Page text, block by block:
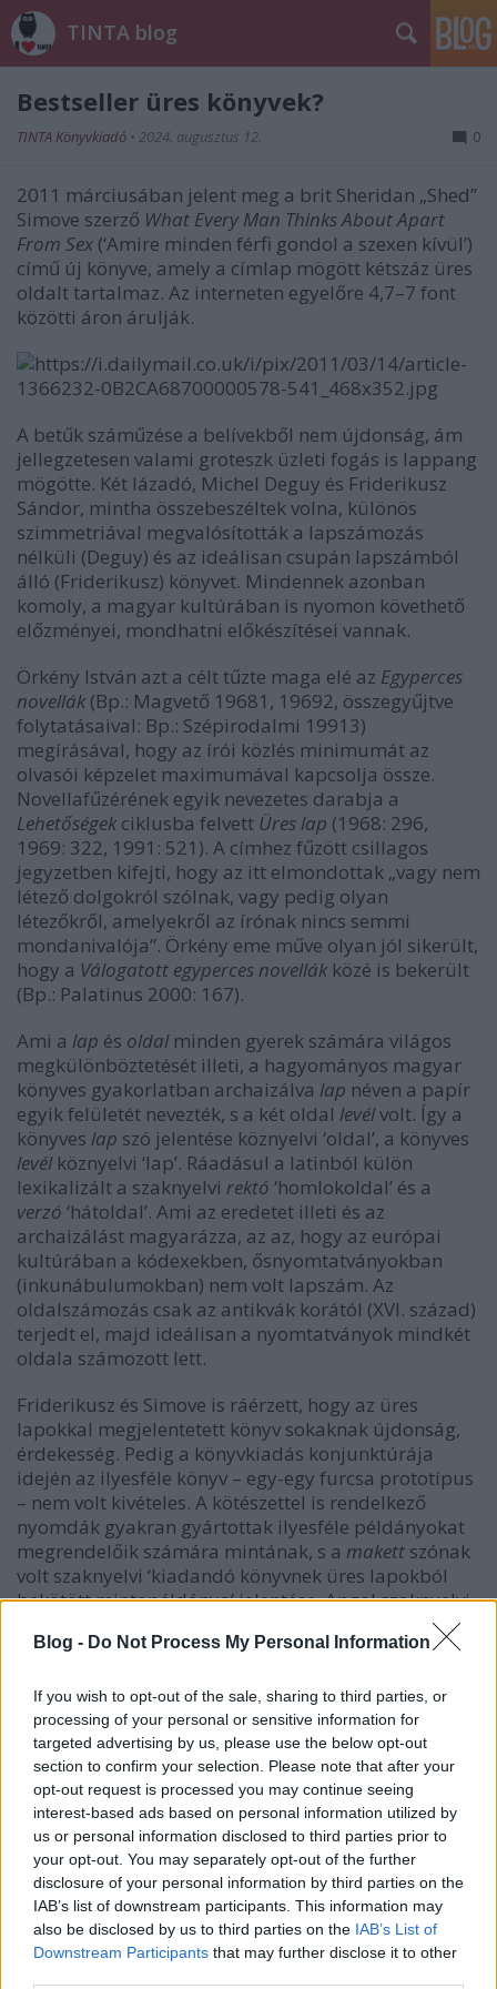
Blog - Do Not Process My Personal Information
If you wish to opt-out of the sale, sharing to third parties, or
processing of your personal or sensitive information for
targeted advertising by us, please use the below opt-out
section to confirm your selection. Please note that after your
opt-out request is processed you may continue seeing
interest-based ads based on personal information utilized by
us or personal information disclosed to third parties prior to
your opt-out. You may separately opt-out of the further
disclosure of your personal information by third parties on the
IAB’s list of downstream participants. This information may
also be disclosed by us to third parties on the IAB’s List of
Downstream Participants that may further disclose it to other
TINTA blog
Bestseller üres könyvek?
TINTA Könyvkiadó • 2024. augusztus 12. 0
2011 márciusában jelent meg a brit Sheridan „Shed”
Simove szerző What Every Man Thinks About Apart
From Sex (‘Amire minden férfi gondol a szexen kívül’)
című új könyve, amely a címlap mögött kétszáz üres
oldalt tartalmaz. Az interneten egyelőre 4,7–7 font
közötti áron árulják.
A betűk száműzése a belívekből nem újdonság, ám
jellegzetesen valami groteszk üzleti fogás is lappang
mögötte. Két lázadó, Michel Deguy és Friderikusz
Sándor, mintha összebeszéltek volna, különös
szimmetriával megvalósították a lapszámozás
nélküli (Deguy) és az ideálisan csupán lapszámból
álló (Friderikusz) könyvet. Mindennek azonban
komoly, a magyar kultúrában is nyomon követhető
előzményei, mondhatni előkészítései vannak.
Örkény István azt a célt tűzte maga elé az Egyperces
novellák (Bp.: Magvető 19681, 19692, összegyűjtve
folytatásaival: Bp.: Szépirodalmi 19913)
megírásával, hogy az írói közlés minimumát az
olvasói képzelet maximumával kapcsolja össze.
Novellafűzérének egyik nevezetes darabja a
Lehetőségek ciklusba felvett Üres lap (1968: 296,
1969: 322, 1991: 521). A címhez fűzött csillagos
jegyzetben kifejti, hogy az itt elmondottak „vagy nem
létező dolgokról szólnak, vagy pedig olyan
létezőkről, amelyekről az írónak nincs semmi
mondanivalója”. Örkény eme műve olyan jól sikerült,
hogy a Válogatott egyperces novellák közé is bekerült
(Bp.: Palatinus 2000: 167).
Ami a lap és oldalminden gyerek számára világos
megkülönböztetését illeti, a hagyományos magyar
könyves gyakorlatban archaizálva lap néven a papír
egyik felületét nevezték, s a két oldal levélvolt. Így a
könyves lap szó jelentése köznyelvi ‘oldal’, a könyves
levélköznyelvi ‘lap’. Ráadásul a latinból külön
lexikalizált a szaknyelvi rektó ‘homlokoldal’ és a
verzó ‘hátoldal’. Ami az eredetet illeti és az
archaizálást magyarázza, az az, hogy az európai
kultúrában a kódexekben, ősnyomtatványokban
(inkunábulumokban) nem volt lapszám. Az
oldalszámozás csak az antikvák korától (XVI. század)
terjedt el, majd ideálisan a nyomtatványok mindkét
oldala számozott lett.
Friderikusz és Simove is ráérzett, hogy az üres
lapokkal megjelentetett könyv sokaknak újdonság,
érdekesség. Pedig a könyvkiadás konjunktúrája
idején az ilyesféle könyv – egy-egy furcsa prototípus
– nem volt kivételes. A kötészettel is rendelkező
nyomdák gyakran gyártottak ilyesféle példányokat
megrendelőik számára mintának, s a makett szónak
volt szaknyelvi ‘kiadandó könyvnek üres lapokból
bekötött mintapéldánya’ jelentése. Angol szaknyelvi
lapszámozás a főszöveg alá, az oldal aljára, s ott is
középre vagy kívülre, legfeljebb belülre kerül. Az
értelmetlenkedő hülyéskedés azonban
sokféleképpen lázad ez ellen az egész normális
gyakorlat ellen, aminek egészen enyhe formája az
archaizáló, az oldal tetején történő lapszámozás.
Friderikusz SándorEz egy tiszta jó könyvcímű
magánkiadásban megjelent munkája (H. n.:
Friderikusz Sándor 1988) „216 oldal arról, hogy a
80-as évek végén mi mindentől boldog 825 magyar
ember?” (Ez áll a 3. oldalon, a szennycímlapon.)